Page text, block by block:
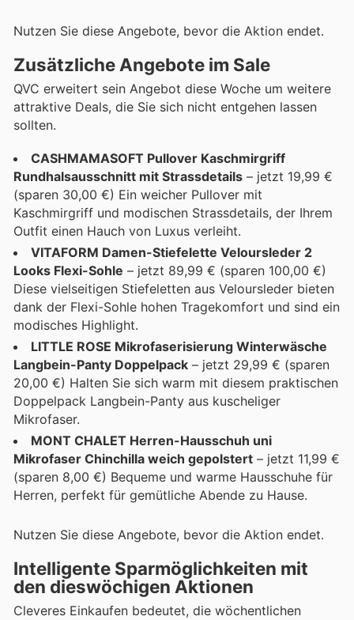
Nutzen Sie diese Angebote, bevor die Aktion endet.
Zusätzliche Angebote im Sale
QVC erweitert sein Angebot diese Woche um weitere
attraktive Deals, die Sie sich nicht entgehen lassen
sollten.
CASHMAMASOFT Pullover Kaschmirgriff
Rundhalsausschnitt mit Strassdetails – jetzt 19,99 €
(sparen 30,00 €) Ein weicher Pullover mit
Kaschmirgriff und modischen Strassdetails, der Ihrem
Outfit einen Hauch von Luxus verleiht.
VITAFORM Damen-Stiefelette Veloursleder 2
Looks Flexi-Sohle – jetzt 89,99 € (sparen 100,00 €)
Diese vielseitigen Stiefeletten aus Veloursleder bieten
dank der Flexi-Sohle hohen Tragekomfort und sind ein
modisches Highlight.
LITTLE ROSE Mikrofaserisierung Winterwäsche
Langbein-Panty Doppelpack – jetzt 29,99 € (sparen
20,00 €) Halten Sie sich warm mit diesem praktischen
Doppelpack Langbein-Panty aus kuscheliger
Mikrofaser.
MONT CHALET Herren-Hausschuh uni
Mikrofaser Chinchilla weich gepolstert – jetzt 11,99 €
(sparen 8,00 €) Bequeme und warme Hausschuhe für
Herren, perfekt für gemütliche Abende zu Hause.
Nutzen Sie diese Angebote, bevor die Aktion endet.
Intelligente Sparmöglichkeiten mit
den dieswöchigen Aktionen
Cleveres Einkaufen bedeutet, die wöchentlichen